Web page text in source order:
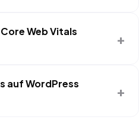
Web Vitals
auf WordPress